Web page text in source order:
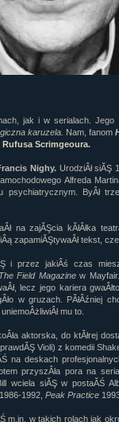
jak i w serialach. Jego
karuzela. Nam, fanom
Rufusa Scrimgeoura.
Nighy. UrodziÂł siĂŞ
Alfreda
psychiatrycznym. ByÂł
na zajĂŞcia kĂłÂłka
zapamiĂŞtywaÂł tekst,
i przez jakiÂś czas
The Field Magazinew Mayfair.
lecz jego kariera
w gruzach. PĂłÂźniej
mu to.
aktorska, do ktĂłrej
Violi) z komedii
na deskach
przyszÂła pora na
wciela siĂŞ w postaĂŚ
1992, Peak Practice
m.in. w takich rolach jak